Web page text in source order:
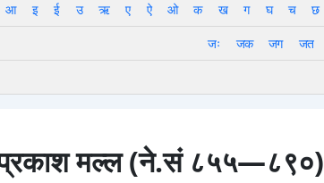
आ इ ई उ ऋ ए ऐ ओ क ख ग घ च छ
जः
जक जग जत
मल्ल (ने.सं ८५५—८९०)